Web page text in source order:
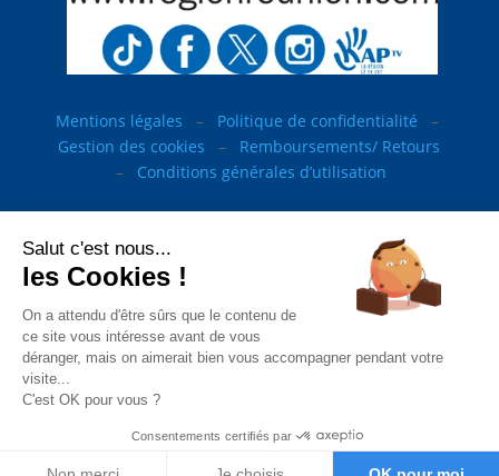
Mentions légales – Politique de confidentialité –
Gestion des cookies – Remboursements/ Retours
– Conditions générales d’utilisation
“Ce site a été financé à l’aide du FEDER (REACT-UE) dans
le cadre de la réponse de l’Union européenne à la
pandémie COVID-19. L’Europe s’engage à La Réunion”
Téléchargez nos conditions générales de vente
Téléchargez la déclaration d’activité
Salut c'est nous...
les Cookies !
On a attendu d'être sûrs que le contenu de
ce site vous intéresse avant de vous
déranger, mais on aimerait bien vous accompagner pendant votre
visite...
C'est OK pour vous ?
Consentements certifiés par